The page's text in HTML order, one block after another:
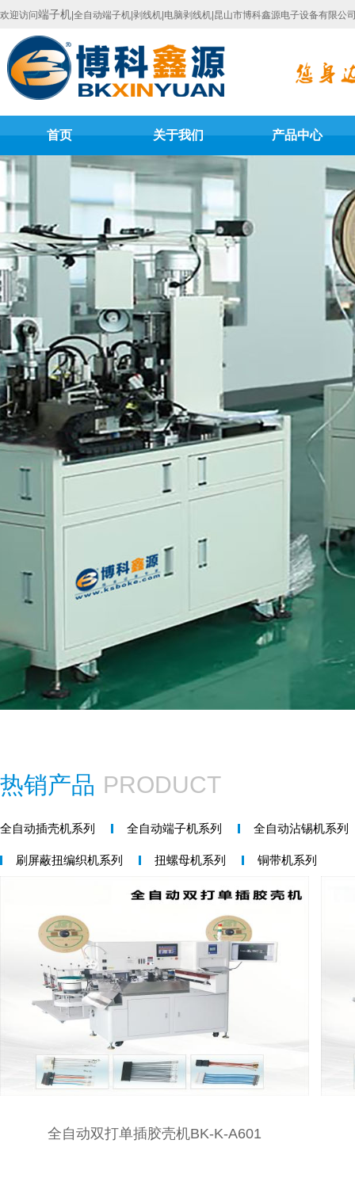
欢迎访问端子机 |全自动端子机|剥线机|电脑剥线机|昆山市博科鑫源电子设备有限公
首页 关于我们 产品中心
热销产品 PRODUCT
全自动插壳机系列 全自动端子机系列 全自动沾锡机系列
刷屏蔽扭编织机系列 扭螺母机系列 铜带机系列
全自动双打单插胶壳机BK-K-A601